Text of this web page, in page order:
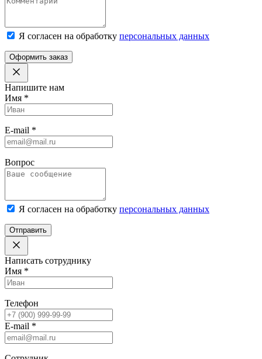
Я согласен на обработку персональных данных
Оформить заказ
Напишите нам
Имя *
E-mail *
Вопрос
Я согласен на обработку персональных данных
Отправить
Написать сотруднику
Имя *
Телефон
E-mail *